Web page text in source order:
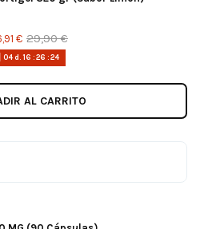
€ 29,90 €
04d. 16 :26 :24
AL CARRITO